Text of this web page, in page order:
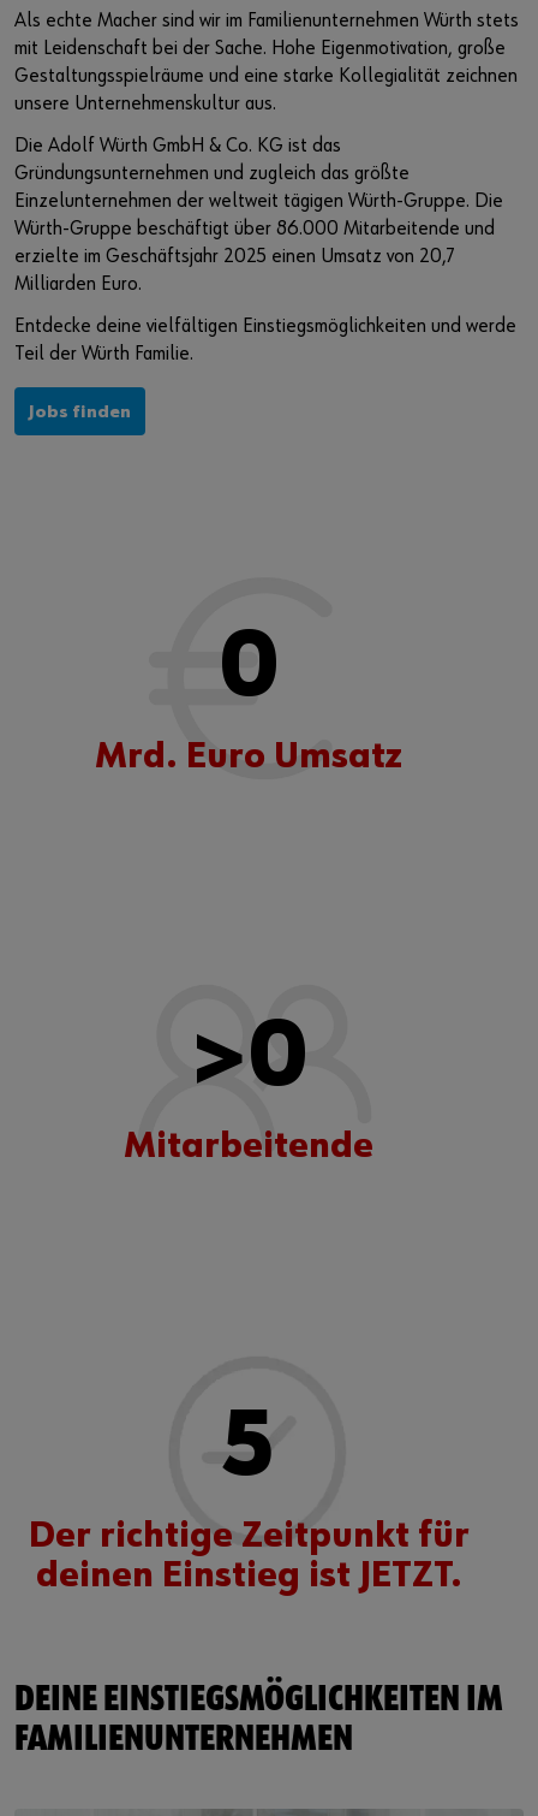
In nur drei Schritten können Sie sich registrieren und alle
Funktionen des Online-Shops nutzen.
Verkauf nur an Gewerbetreibende
Veranstaltungen
Wissen und Referenzen
Baustellenmanagement CENDAS
Nachhaltigkeit bei Würth
Akademie Würth
Forschung und Entwicklung
Innovation Hub
Würth Karriere auf Jobmessen
Diversity bei Würth
Als echte Macher sind wir im Familienunternehmen Würth stets
mit Leidenschaft bei der Sache. Hohe Eigenmotivation, große
Gestaltungsspielräume und eine starke Kollegialität zeichnen
unsere Unternehmenskultur aus.
Die Adolf Würth GmbH & Co. KG ist das
Gründungsunternehmen und zugleich das größte
Einzelunternehmen der weltweit tägigen Würth-Gruppe. Die
Würth-Gruppe beschäftigt über 86.000 Mitarbeitende und
erzielte im Geschäftsjahr 2025 einen Umsatz von 20,7
Milliarden Euro.
Entdecke deine vielfältigen Einstiegsmöglichkeiten und werde
Teil der Würth Familie.
Jobs finden
0
Mrd. Euro Umsatz
>0
Mitarbeitende
5
Der richtige Zeitpunkt für
deinen Einstieg ist JETZT.
DEINE EINSTIEGSMÖGLICHKEITEN IM
FAMILIENUNTERNEHMEN